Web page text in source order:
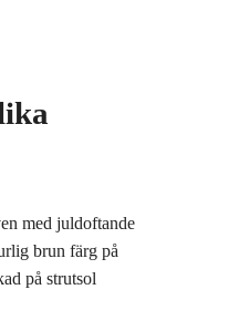
med juldoftande
brun färg på
på strutsol